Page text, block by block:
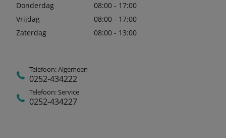
Donderdag
08:00 - 17:00
Vrijdag
08:00 - 17:00
Zaterdag
08:00 - 13:00
Telefoon: Algemeen
0252-434222
Telefoon: Service
0252-434227